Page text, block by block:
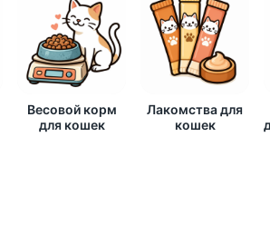
Весовой корм
для кошек
Лакомства для
кошек